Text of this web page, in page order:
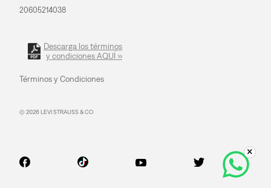
20605214038
Descarga los términos
y condiciones AQUÍ »
Términos y Condiciones
© 2026 LEVI STRAUSS & CO